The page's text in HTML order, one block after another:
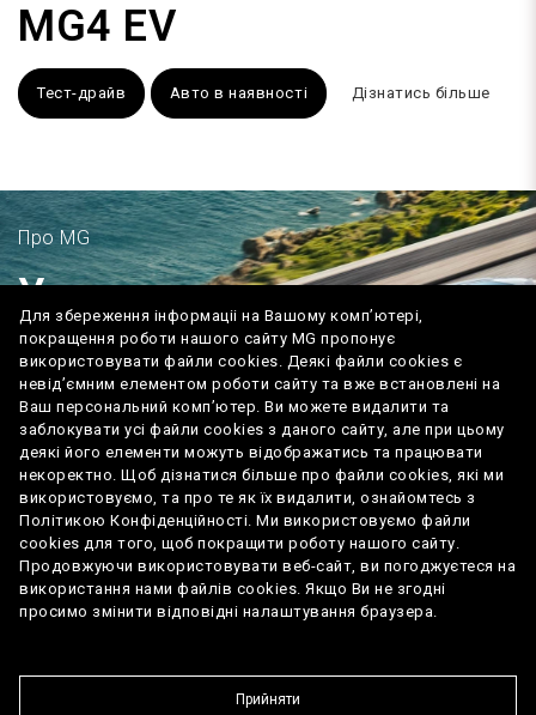
Для збереження інформаціі на Вашому комп’ютері,
покращення роботи нашого сайту MG пропонує
використовувати файли cookies. Деякі файли cookies є
невід’ємним елементом роботи сайту та вже встановлені на
Ваш персональний комп’ютер. Ви можете видалити та
заблокувати усі файли cookies з даного сайту, але при цьому
деякі його елементи можуть відображатись та працювати
некоректно. Щоб дізнатися більше про файли cookies, які ми
використовуємо, та про те як їх видалити, ознайомтесь з
Політикою Конфіденційності. Ми використовуємо файли
cookies для того, щоб покращити роботу нашого сайту.
Продовжуючи використовувати веб-сайт, ви погоджуєтеся на
використання нами файлів cookies. Якщо Ви не згодні
просимо змінити відповідні налаштування браузера.
Прийняти
MG4 EV
Тест-драйв Авто в наявності Дізнатись більше
Про MG
У нас яскраве
майбутнє попереду
Дізнатись більше
Довідник офіційних витрат палива та
викидів СО2